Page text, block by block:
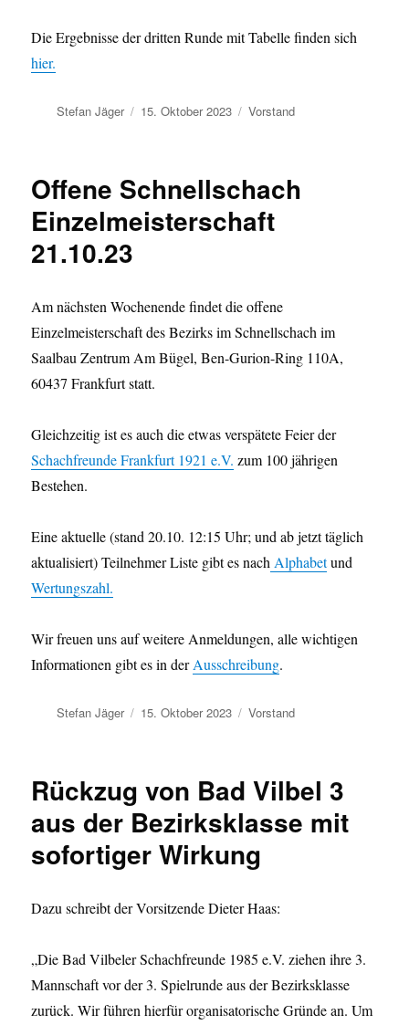
Die Ergebnisse der dritten Runde mit Tabelle finden sich
hier.
Autor
Stefan Jäger
Veröffentlicht
15. Oktober 2023 Kategorien
Vorstand
Offene Schnellschach
Einzelmeisterschaft
21.10.23
Am nächsten Wochenende findet die offene
Einzelmeisterschaft des Bezirks im Schnellschach im
Saalbau Zentrum Am Bügel, Ben-Gurion-Ring 110A,
60437 Frankfurt statt.
Gleichzeitig ist es auch die etwas verspätete Feier der
Schachfreunde Frankfurt 1921 e.V. zum 100 jährigen
Bestehen.
Eine aktuelle (stand 20.10. 12:15 Uhr; und ab jetzt täglich
aktualisiert) Teilnehmer Liste gibt es nach Alphabetund
Wertungszahl.
Wir freuen uns auf weitere Anmeldungen, alle wichtigen
Informationen gibt es in derAusschreibung.
Autor
Stefan Jäger
Veröffentlicht
15. Oktober 2023 Kategorien
Vorstand
Rückzug von Bad Vilbel 3
aus der Bezirksklasse mit
sofortiger Wirkung
Dazu schreibt der Vorsitzende Dieter Haas:
„Die Bad Vilbeler Schachfreunde 1985 e.V. ziehen ihre 3.
Mannschaft vor der 3. Spielrunde aus der Bezirksklasse
zurück. Wir führen hierfür organisatorische Gründe an. Um